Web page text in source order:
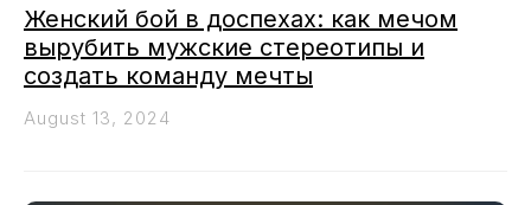
Женский бой в доспехах: как мечом
вырубить мужские стереотипы и
создать команду мечты
August 13, 2024